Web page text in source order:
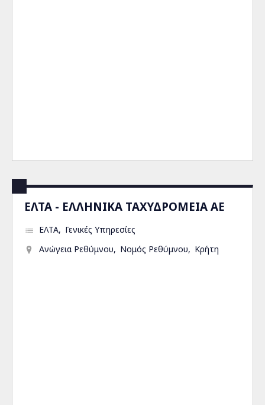
ΕΛΤΑ - ΕΛΛΗΝΙΚΑ ΤΑΧΥΔΡΟΜΕΙΑ ΑΕ
ΕΛΤΑ
Γενικές Υπηρεσίες
Ανώγεια Ρεθύμνου
Νομός Ρεθύμνου Κρήτη